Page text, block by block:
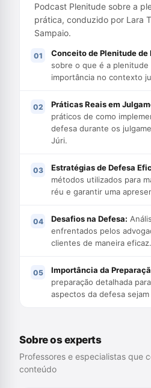
Podcast Plenitude sobre a
prática, conduzido por Lara
Sampaio.
Conceito de Plenitude de
sobre o que é a
importância no contexto
Práticas Reais em
práticos de como
defesa durante os
Júri.
Estratégias de Defesa
métodos utilizados para
réu e garantir uma
Desafios na Defesa:
enfrentados pelos
clientes de maneira eficaz.
Importância da
preparação detalhada
aspectos da defesa
Sobre os experts
Professores e especialistas que
conteúdo